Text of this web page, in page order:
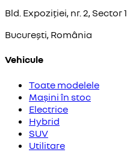
Bld. Expoziției, nr. 2, Sector 1
București, România
Vehicule
Toate modelele
Mașini în stoc
Electrice
Hybrid
SUV
Utilitare